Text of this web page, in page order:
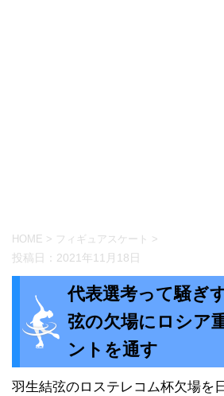
HOME > フィギュアスケート >
投稿日： 2021年11月18日
代表選考って騒ぎ
弦の欠場にロシア
ントを通す
羽生結弦のロステレコム杯欠場を